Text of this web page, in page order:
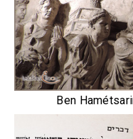
Ben